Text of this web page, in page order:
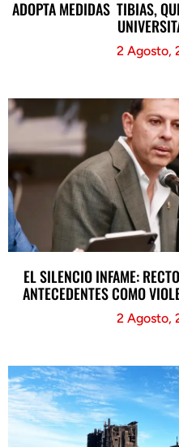
ADOPTA MEDIDAS TIBIAS,
2 Agosto,
EL SILENCIO INFAME:
ANTECEDENTES COMO
2 Agosto,